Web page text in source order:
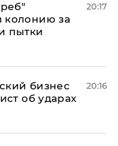
колонию за
пытки
20:17
бизнес
об ударах
20:16